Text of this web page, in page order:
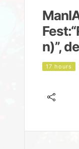
n)”,
17 hours